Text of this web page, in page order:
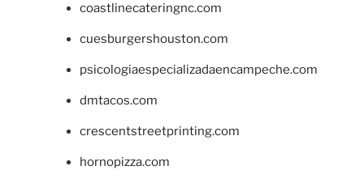
coastlinecateringnc.com
cuesburgershouston.com
psicologiaespecializadaencampeche.com
dmtacos.com
crescentstreetprinting.com
hornopizza.com